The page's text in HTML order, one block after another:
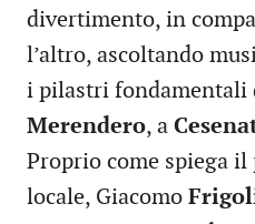
divertimento, in
l’altro, ascoltando
i pilastri fondamentali
Merendero, a
Proprio come spiega
locale, Giacomo